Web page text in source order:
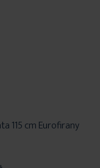
115 cm Eurofirany